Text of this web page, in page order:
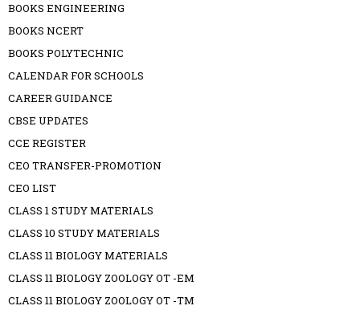
BOOKS ENGINEERING
BOOKS NCERT
BOOKS POLYTECHNIC
CALENDAR FOR SCHOOLS
CAREER GUIDANCE
CBSE UPDATES
CCE REGISTER
CEO TRANSFER-PROMOTION
CEO LIST
CLASS 1 STUDY MATERIALS
CLASS 10 STUDY MATERIALS
CLASS 11 BIOLOGY MATERIALS
CLASS 11 BIOLOGY ZOOLOGY OT -EM
CLASS 11 BIOLOGY ZOOLOGY OT -TM